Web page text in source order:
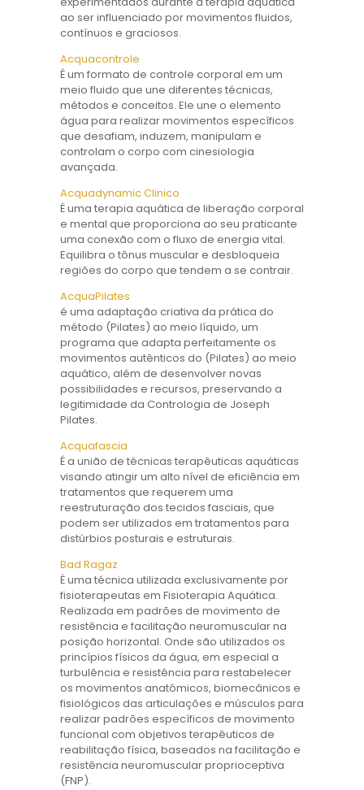
ao ser influenciado por movimentos fluidos,
contínuos e graciosos.
Acquacontrole
É um formato de controle corporal em um
meio fluido que une diferentes técnicas,
métodos e conceitos. Ele une o elemento
água para realizar movimentos específicos
que desafiam, induzem, manipulam e
controlam o corpo com cinesiologia
avançada.
Acquadynamic Clinico
É uma terapia aquática de liberação corporal
e mental que proporciona ao seu praticante
uma conexão com o fluxo de energia vital.
Equilibra o tônus ​​muscular e desbloqueia
regiões do corpo que tendem a se contrair.
AcquaPilates
é uma adaptação criativa da prática do
método (Pilates) ao meio líquido, um
programa que adapta perfeitamente os
movimentos autênticos do (Pilates) ao meio
aquático, além de desenvolver novas
possibilidades e recursos, preservando a
legitimidade da Contrologia de Joseph
Pilates.
Acquafascia
É a união de técnicas terapêuticas aquáticas
visando atingir um alto nível de eficiência em
tratamentos que requerem uma
reestruturação dos tecidos fasciais, que
podem ser utilizados em tratamentos para
distúrbios posturais e estruturais.
Bad Ragaz
É uma técnica utilizada exclusivamente por
fisioterapeutas em Fisioterapia Aquática.
Realizada em padrões de movimento de
resistência e facilitação neuromuscular na
posição horizontal. Onde são utilizados os
princípios físicos da água, em especial a
turbulência e resistência para restabelecer
os movimentos anatômicos, biomecânicos e
fisiológicos das articulações e músculos para
realizar padrões específicos de movimento
funcional com objetivos terapêuticos de
reabilitação física, baseados na facilitação e
resistência neuromuscular proprioceptiva
(FNP).